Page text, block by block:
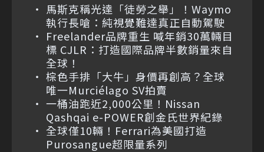
馬斯克稱光達「徒勞之舉」！Waymo
執行長嗆：純視覺難達真正自動駕駛
Freelander品牌重生 喊年銷30萬輛目
標 CJLR：打造國際品牌半數銷量來自
全球！
棕色手排「大牛」身價再創高？全球
唯一Murciélago SV拍賣
一桶油跑近2,000公里！Nissan
Qashqai e-POWER創金氏世界紀錄
全球僅10輛！Ferrari為美國打造
Purosangue超限量系列